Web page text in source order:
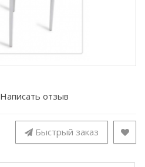
Написать отзыв
Быстрый заказ